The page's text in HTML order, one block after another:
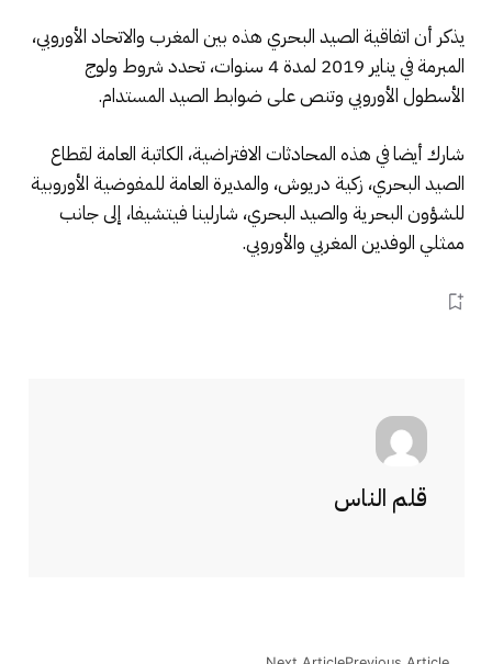
يذكر أن اتفاقية الصيد البحري هذه بين المغرب والاتحاد الأوروبي،
المبرمة في يناير 2019 لمدة 4 سنوات، تحدد شروط ولوج
الأسطول الأوروبي وتنص على ضوابط الصيد المستدام.
شارك أيضا في هذه المحادثات الافتراضية، الكاتبة العامة لقطاع
الصيد البحري، زكية دريوش، والمديرة العامة للمفوضية الأوروبية
للشؤون البحرية والصيد البحري، شارلينا فيتشيفا، إلى جانب
ممثلي الوفدين المغربي والأوروبي.
قلم الناس